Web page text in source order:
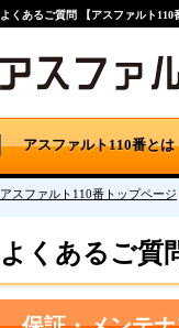
よくあるご質問 【アスファルト110
アスファルト110番とは
アスファルト110番トップページ
よくあるご質